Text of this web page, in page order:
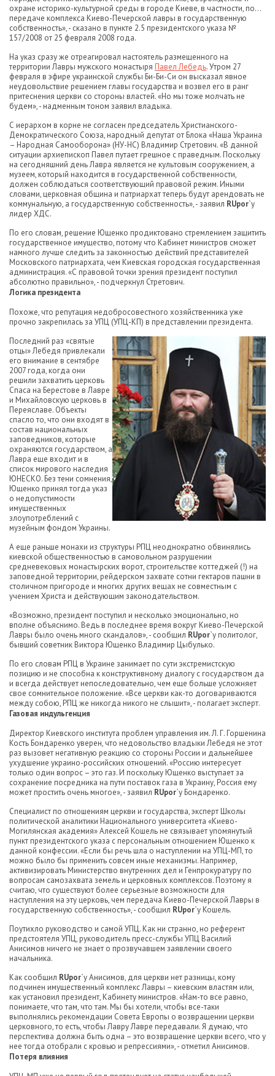
охране историко-культурной среды в городе Киеве, в частности, по…
передаче комплекса Киево-Печерской лавры в государственную
собственность», - сказано в пункте 2.5 президентского указа №
157/2008 от 25 февраля 2008 года.
На указ сразу же отреагировал настоятель размещенного на
территории Лавры мужского монастыря Павел Лебедь. Утром 27
февраля в эфире украинской службы Би-Би-Си он высказал явное
неудовольствие решением главы государства и возвел его в ранг
притеснения церкви со стороны властей. «Но мы тоже молчать не
будем», - надменным тоном заявил владыка.
С иерархом в корне не согласен председатель Христианского-
Демократического Союза, народный депутат от Блока «Наша Украина
– Народная Самооборона» (НУ-НС) Владимир Стретович. «В данной
ситуации архиепископ Павел путает грешное с праведным. Поскольку
на сегодняшний день Лавра является не культовым сооружением, а
музеем, который находится в государственной собственности,
должен соблюдаться соответствующий правовой режим. Иными
словами, церковная община и патриархат теперь будут арендовать не
коммунальную, а государственную собственность», - заявил RUpor`у
лидер ХДС.
По его словам, решение Ющенко продиктовано стремлением защитить
государственное имущество, потому что Кабинет министров сможет
намного лучше следить за законностью действий представителей
Московского патриархата, чем Киевская городская государственная
администрация. «С правовой точки зрения президент поступил
абсолютно правильно», - подчеркнул Стретович.
Логика президента
Похоже, что репутация недобросовестного хозяйственника уже
прочно закрепилась за УПЦ (УПЦ-КП) в представлении президента.
Последний раз «святые
отцы» Лебедя привлекали
его внимание в сентябре
2007 года, когда они
решили захватить церковь
Спаса на Берестове в Лавре
и Михайловскую церковь в
Переяславе. Объекты
спасло то, что они входят в
состав национальных
заповедников, которые
охраняются государством, а
Лавра еще входит и в
список мирового наследия
ЮНЕСКО. Без тени сомнения,
Ющенко принял тогда указ
о недопустимости
имущественных
злоупотреблений с
музейным фондом Украины.
А еще раньше монахи из структуры РПЦ неоднократно обвинялись
киевской общественностью в самовольном разрушении
средневековых монастырских ворот, строительстве коттеджей (!) на
заповедной территории, рейдерском захвате сотни гектаров пашни в
столичном пригороде и многих других вещах не совместным с
учением Христа и действующим законодательством.
«Возможно, президент поступил и несколько эмоционально, но
вполне объяснимо. Ведь в последнее время вокруг Киево-Печерской
Лавры было очень много скандалов», - сообщил RUpor`у политолог,
бывший советник Виктора Ющенко Владимир Цыбулько.
По его словам РПЦ в Украине занимает по сути экстремистскую
позицию и не способна к конструктивному диалогу с государством да
и всегда действует непоследовательно, чем еще больше усложняет
свое сомнительное положение. «Все церкви как-то договариваются
между собою, РПЦ же никогда никого не слышит», - полагает эксперт.
Газовая индульгенция
Директор Киевского института проблем управления им. Л. Г. Горшенина
Кость Бондаренко уверен, что недовольство владыки Лебедя не этот
раз вызовет негативную реакцию со стороны России и дальнейшее
ухудшение украино-российских отношений. «Россию интересует
только один вопрос – это газ. И поскольку Ющенко выступает за
сохранение посредника на пути поставок газа в Украину, Россия ему
может простить очень многое», - заявил RUpor`у Бондаренко.
Специалист по отношениям церкви и государства, эксперт Школы
политической аналитики Национального университета «Киево-
Могилянская академия» Алексей Кошель не связывает упомянутый
пункт президентского указа с персональным отношением Ющенко к
данной конфессии. «Если бы речь шла о наступлении на УПЦ-МП, то
можно было бы применить совсем иные механизмы. Например,
активизировать Министерство внутренних дел и Генпрокуратуру по
вопросам самозахвата земель и церковных комплексов. Поэтому я
считаю, что существуют более серьезные возможности для
наступления на эту церковь, чем передача Киево-Печерской Лавры в
государственную собственность», - сообщил RUpor`у Кошель.
Поутихло руководство и самой УПЦ. Как ни странно, но референт
предстоятеля УПЦ, руководитель пресс-службы УПЦ Василий
Анисимов ничего не знает о прозвучавшем заявлении своего
начальника.
Как сообщил RUpor`у Анисимов, для церкви нет разницы, кому
подчинен имущественный комплекс Лавры – киевским властям или,
как установил президент, Кабинету министров. «Нам-то все равно,
понимаете, что там, что там. Мы бы хотели, чтобы все-таки
выполнялись рекомендации Совета Европы о возвращении церкви
церковного, то есть, чтобы Лавру Лавре передавали. Я думаю, что
перспектива должна быть одна – это возвращение церкви всего, что у
нее тогда отобрали с кровью и репрессиями», - отметил Анисимов.
Потеря влияния